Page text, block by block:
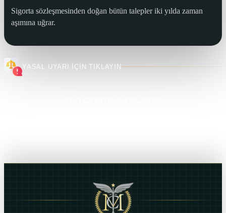
Sigorta sözleşmesinden doğan bütün talepler iki yılda zaman
aşımına uğrar.
YASAL UYARI İÇİN TIKLAYIN